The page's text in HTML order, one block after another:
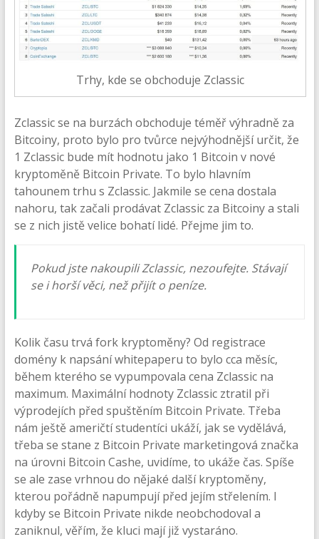
Trhy, kde se obchoduje Zclassic
Zclassic se na burzách obchoduje téměř výhradně za
Bitcoiny, proto bylo pro tvůrce nejvýhodnější určit, že
1 Zclassic bude mít hodnotu jako 1 Bitcoin v nové
kryptoměně Bitcoin Private. To bylo hlavním
tahounem trhu s Zclassic. Jakmile se cena dostala
nahoru, tak začali prodávat Zclassic za Bitcoiny a stali
se z nich jistě velice bohatí lidé. Přejme jim to.
Pokud jste nakoupili Zclassic, nezoufejte. Stávají
se i horší věci, než přijít o peníze.
Kolik času trvá fork kryptoměny? Od registrace
domény k napsání whitepaperu to bylo cca měsíc,
během kterého se vypumpovala cena Zclassic na
maximum. Maximální hodnoty Zclassic ztratil při
výprodejích před spuštěním Bitcoin Private. Třeba
nám ještě američtí studentíci ukáží, jak se vydělává,
třeba se stane z Bitcoin Private marketingová značka
na úrovni Bitcoin Cashe, uvidíme, to ukáže čas. Spíše
se ale zase vrhnou do nějaké další kryptoměny,
kterou pořádně napumpují před jejím střelením. I
kdyby se Bitcoin Private nikde neobchodoval a
zaniknul, věřím, že kluci mají již vystaráno.